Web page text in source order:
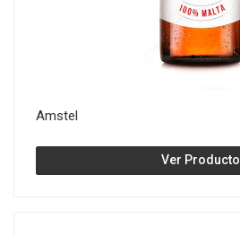
Amstel
Ver Producto